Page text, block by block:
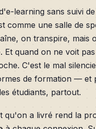
learning sans suivi de
comme une salle de
on transpire, mais
Et quand on ne voit
C'est le mal
de formation — et
étudiants, partout.
qu'on a livré rend la